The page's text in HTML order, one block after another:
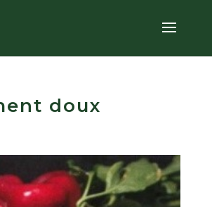
doux